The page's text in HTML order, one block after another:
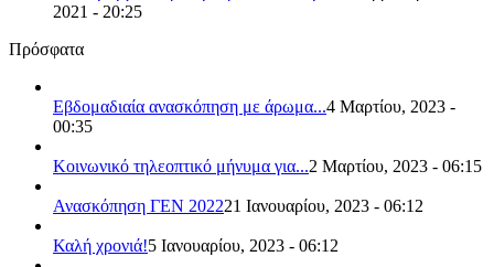
2021 - 20:25
Πρόσφατα
Εβδομαδιαία ανασκόπηση με άρωμα...4 Μαρτίου, 2023 -
00:35
Κοινωνικό τηλεοπτικό μήνυμα για...2 Μαρτίου, 2023 - 06:15
Ανασκόπηση ΓΕΝ 202221 Ιανουαρίου, 2023 - 06:12
Καλή χρονιά!5 Ιανουαρίου, 2023 - 06:12